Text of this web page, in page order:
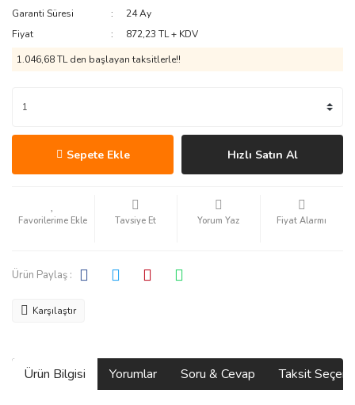
Garanti Süresi
24 Ay
Fiyat
872,23 TL + KDV
1.046,68 TL den başlayan taksitlerle!!
Sepete Ekle Hızlı Satın Al
Tavsiye Et Yorum Yaz Fiyat Alarmı
Ürün Paylaş :
Karşılaştır
Ürün Bilgisi Yorumlar Soru & Cevap Taksit